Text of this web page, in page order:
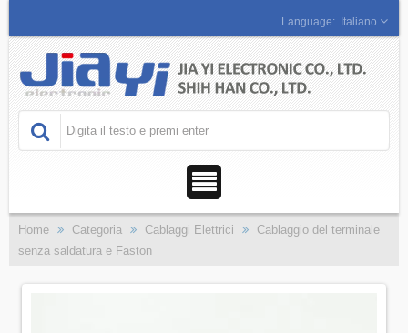
Italiano
Home Categoria Cablaggi Elettrici
Cablaggio del terminale
senza saldatura e Faston